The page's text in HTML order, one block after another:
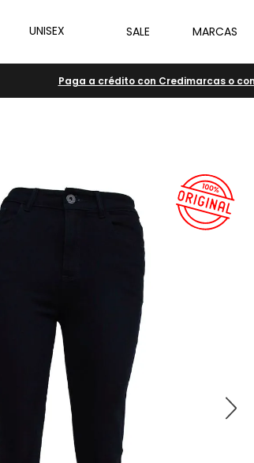
UNISEX SALE MARCAS
Paga a crédito con Credimarcas o